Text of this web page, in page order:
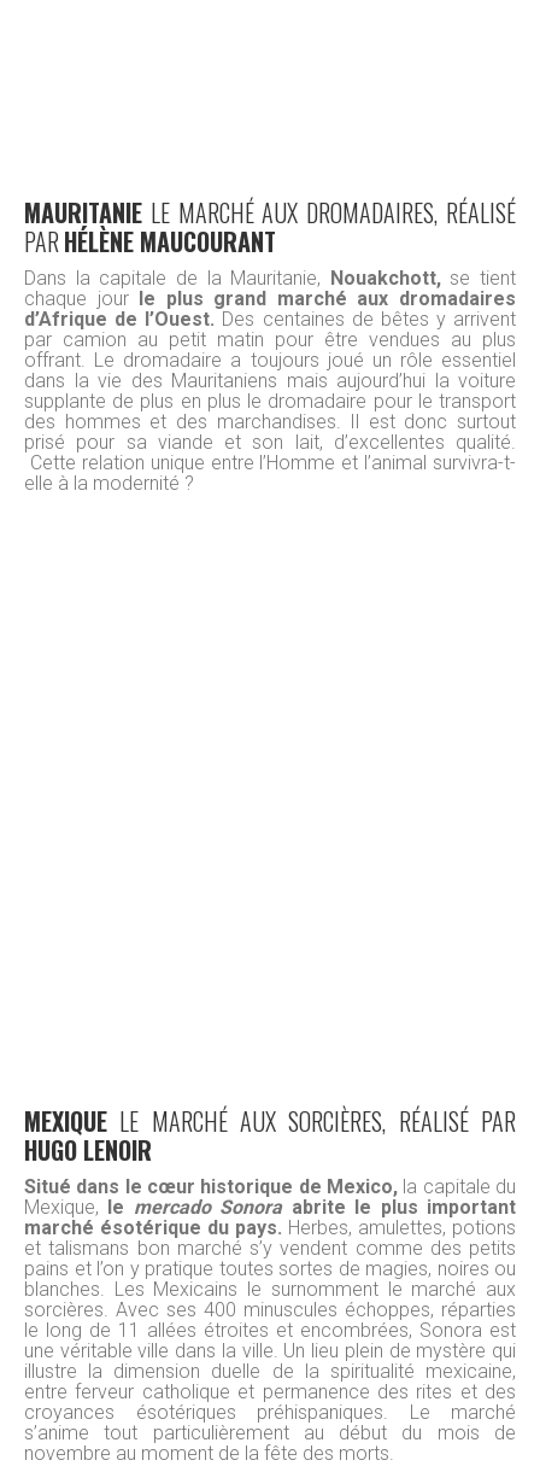
MAURITANIE LE MARCHÉ AUX DROMADAIRES, RÉALISÉ
PARHÉLÈNE MAUCOURANT
Dans la capitale de la Mauritanie, Nouakchott, se tient
chaque jour le plus grand marché aux dromadaires
d’Afrique de l’Ouest. Des centaines de bêtes y arrivent
par camion au petit matin pour être vendues au plus
offrant. Le dromadaire a toujours joué un rôle essentiel
dans la vie des Mauritaniens mais aujourd’hui la voiture
supplante de plus en plus le dromadaire pour le transport
des hommes et des marchandises. Il est donc surtout
prisé pour sa viande et son lait, d’excellentes qualité.
Cette relation unique entre l’Homme et l’animal survivra-t-
elle à la modernité ?
MEXIQUE LE MARCHÉ AUX SORCIÈRES, RÉALISÉ PAR
HUGO LENOIR
Situé dans le cœur historique de Mexico, la capitale du
Mexique, le mercado Sonora abrite le plus important
marché ésotérique du pays. Herbes, amulettes, potions
et talismans bon marché s’y vendent comme des petits
pains et l’on y pratique toutes sortes de magies, noires ou
blanches. Les Mexicains le surnomment le marché aux
sorcières. Avec ses 400 minuscules échoppes, réparties
le long de 11 allées étroites et encombrées, Sonora est
une véritable ville dans la ville. Un lieu plein de mystère qui
illustre la dimension duelle de la spiritualité mexicaine,
entre ferveur catholique et permanence des rites et des
croyances ésotériques préhispaniques. Le marché
s’anime tout particulièrement au début du mois de
novembre au moment de la fête des morts.